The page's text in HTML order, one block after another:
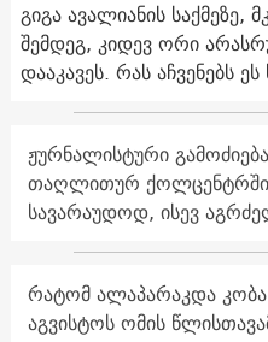
გიგა ავალიანის
შემდეგ, კიდევ ორი
დააკავეს. რას აჩვენებს ეს
ჟურნალისტური
თაღლითურ ქოლცენტრში
სავარაუდოდ, ისევ
რატომ ალაპარაკდა
აგვისტოს ომის